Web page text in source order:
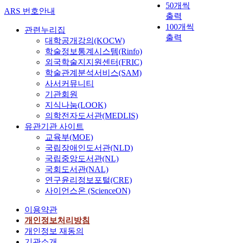
50개씩
출력
100개씩
출력
ARS 번호안내
관련누리집
대학공개강의(KOCW)
학술정보통계시스템(Rinfo)
외국학술지지원센터(FRIC)
학술관계분석서비스(SAM)
사서커뮤니티
기관회원
지식나눔(LOOK)
의학전자도서관(MEDLIS)
유관기관 사이트
교육부(MOE)
국립장애인도서관(NLD)
국립중앙도서관(NL)
국회도서관(NAL)
연구윤리정보포털(CRE)
사이언스온 (ScienceON)
이용약관
개인정보처리방침
개인정보 재동의